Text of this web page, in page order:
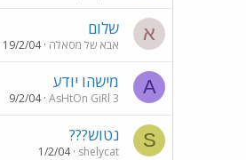
א שלום
אבא של מסאלה 19/2/04
A מישהו יודע
AsHtOn GiRl 3
9/2/04
S נטוש???
shelycat
1/2/04